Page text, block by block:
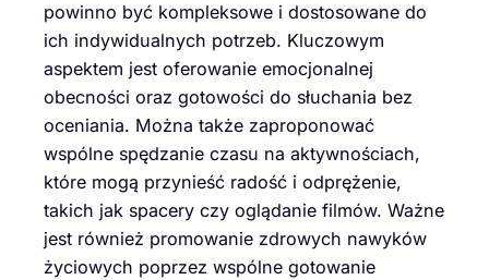
powinno być kompleksowe i dostosowane do
ich indywidualnych potrzeb. Kluczowym
aspektem jest oferowanie emocjonalnej
obecności oraz gotowości do słuchania bez
oceniania. Można także zaproponować
wspólne spędzanie czasu na aktywnościach,
które mogą przynieść radość i odprężenie,
takich jak spacery czy oglądanie filmów. Ważne
jest również promowanie zdrowych nawyków
życiowych poprzez wspólne gotowanie